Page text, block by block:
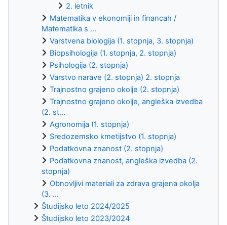
2. letnik
Matematika v ekonomiji in financah /
Matematika s ...
Varstvena biologija (1. stopnja, 3. stopnja)
Biopsihologija (1. stopnja, 2. stopnja)
Psihologija (2. stopnja)
Varstvo narave (2. stopnja) 2. stopnja
Trajnostno grajeno okolje (2. stopnja)
Trajnostno grajeno okolje, angleška izvedba
(2. st...
Agronomija (1. stopnja)
Sredozemsko kmetijstvo (1. stopnja)
Podatkovna znanost (2. stopnja)
Podatkovna znanost, angleška izvedba (2.
stopnja)
Obnovljivi materiali za zdrava grajena okolja
(3. ...
Študijsko leto 2024/2025
Študijsko leto 2023/2024